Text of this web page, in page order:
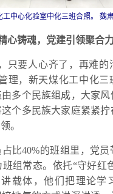
工中心化验室中化三班合照。 魏
心铸魂，党建引领聚合力
只要人心齐了，再难的
理，新天煤化工中化三
多个民族组成，大家风
个多民族大家庭紧紧拧
。
比40%的班组里，党员
组常态。依托“守好红
载体，他们把理论学